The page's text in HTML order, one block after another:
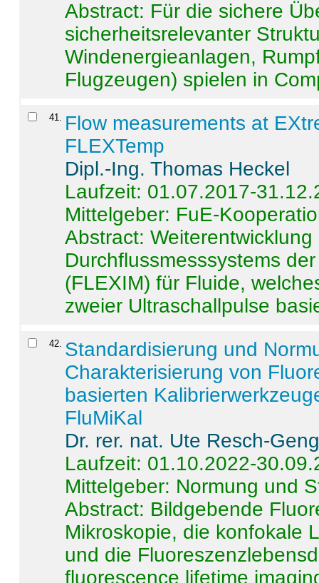
Abstract: Für die sichere
sicherheitsrelevanter
Windenergieanlagen,
Flugzeugen) spielen in
41. Flow measurements at
FLEXTemp
Dipl.-Ing. Thomas Heckel
Laufzeit: 01.07.2017-
Mittelgeber: FuE-
Abstract:
Durchflussmesssystems
(FLEXIM) für Fluide,
zweier Ultraschallpulse
42. Standardisierung und
Charakterisierung von
basierten
FluMiKal
Dr. rer. nat. Ute Resch-
Laufzeit: 01.10.2022-
Mittelgeber: Normung und
Abstract: Bildgebende
Mikroskopie, die konfokale
und die
fluorescence lifetime